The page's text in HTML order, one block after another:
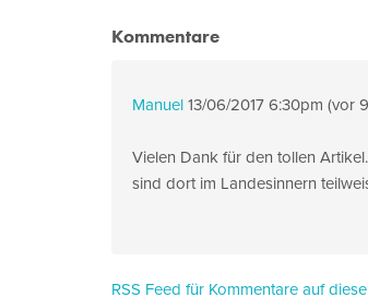
Kommentare
Manuel 13/06/2017 6:30pm (vor
Vielen Dank für den tollen
sind dort im Landesinnern
RSS Feed für Kommentare auf